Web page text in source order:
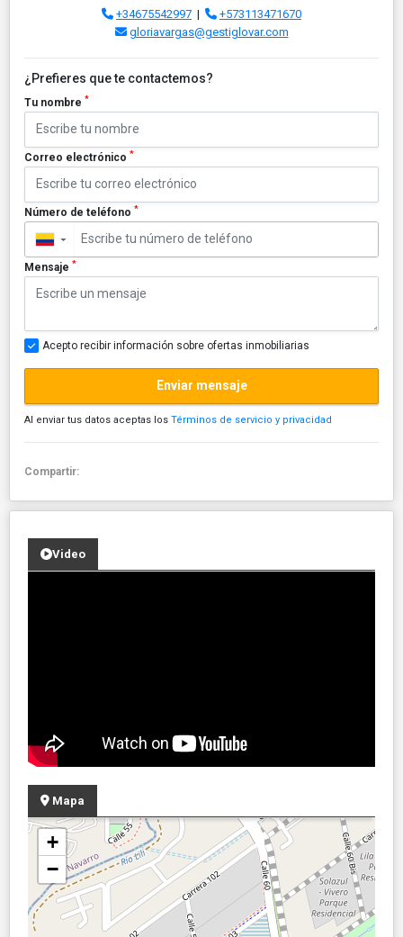
+34675542997 |
+573113471670
gloriavargas@gestiglovar.com
¿Prefieres que te contactemos?
Tu nombre *
Correo electrónico *
Número de teléfono *
▼
Mensaje *
Acepto recibir información sobre ofertas inmobiliarias
Enviar mensaje
Al enviar tus datos aceptas los Términos de servicio y privacidad
Compartir:
Video
Mapa
+
−